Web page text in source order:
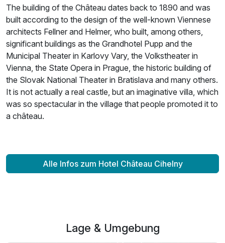
The building of the Château dates back to 1890 and was
built according to the design of the well-known Viennese
architects Fellner and Helmer, who built, among others,
significant buildings as the Grandhotel Pupp and the
Municipal Theater in Karlovy Vary, the Volkstheater in
Vienna, the State Opera in Prague, the historic building of
the Slovak National Theater in Bratislava and many others.
It is not actually a real castle, but an imaginative villa, which
was so spectacular in the village that people promoted it to
a château.
Alle Infos zum Hotel Château Cihelny
Lage & Umgebung